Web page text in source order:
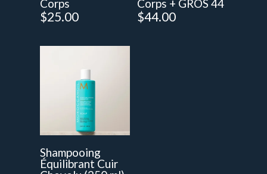
Corps
$25.00
Corps + GROS 44
$44.00
Shampooing
Équilibrant Cuir